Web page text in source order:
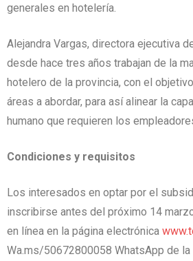
generales en hotelería.
Alejandra Vargas, directora ejecutiva
desde hace tres años trabajan de la
hotelero de la provincia, con el
áreas a abordar, para así alinear la
humano que requieren los
Condiciones y requisitos
Los interesados en optar por el
inscribirse antes del próximo 14
en línea en la página electrónica
Wa.ms/50672800058 WhatsApp de la